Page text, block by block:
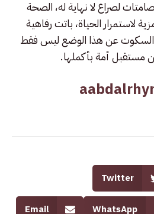
لصراع لا نهاية له، الصحة
لاستمرار الحياة، باتت رفاهية
والسكوت عن هذا الوضع ليس فقط
مستقبل أمة بأكملها.
Twitter
WhatsApp
Email